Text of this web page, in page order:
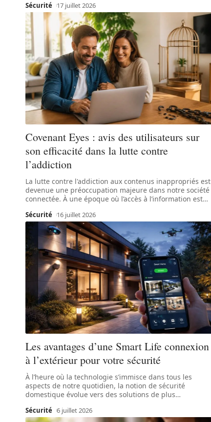
Sécurité 17 juillet 2026
Covenant Eyes : avis des utilisateurs sur
son efficacité dans la lutte contre
l’addiction
La lutte contre l'addiction aux contenus inappropriés est
devenue une préoccupation majeure dans notre société
connectée. À une époque où l’accès à l’information est…
Sécurité 16 juillet 2026
Les avantages d’une Smart Life connexion
à l’extérieur pour votre sécurité
À l’heure où la technologie s’immisce dans tous les
aspects de notre quotidien, la notion de sécurité
domestique évolue vers des solutions de plus…
Sécurité 6 juillet 2026